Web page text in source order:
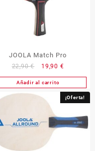
JOOLA Match Pro
22,90€
El
precio
original
era:
22,90 €.
19,90 €El
precio
actual
es:
Añadir al carrito
¡Oferta!